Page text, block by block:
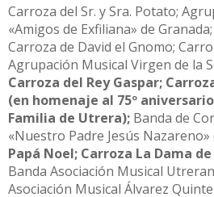
Carroza del Sr. y Sra. Potato;
«Amigos de Exfiliana» de
Carroza de David el Gnomo;
Agrupación Musical Virgen de la
Carroza del Rey Gaspar;
(en homenaje al 75º
Familia de Utrera); Banda de
«Nuestro Padre Jesús
Papá Noel; Carroza La Dama
Banda Asociación Musical
Asociación Musical Álvarez